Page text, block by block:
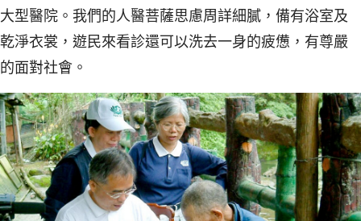
大型醫院。我們的人醫菩薩思慮周詳細膩，備有浴室及
乾淨衣裳，遊民來看診還可以洗去一身的疲憊，有尊嚴
的面對社會。